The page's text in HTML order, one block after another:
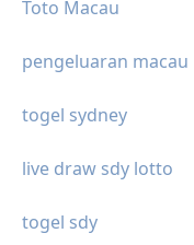
Toto Macau
pengeluaran macau
togel sydney
live draw sdy lotto
togel sdy